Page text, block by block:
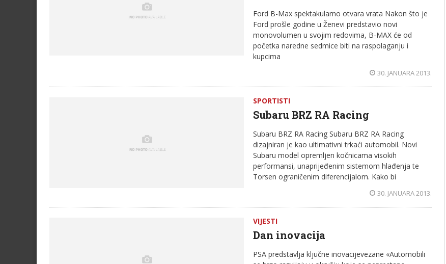
Ford B-Max spektakularno otvara vrata Nakon što je
Ford prošle godine u Ženevi predstavio novi
monovolumen u svojim redovima, B-MAX će od
početka naredne sedmice biti na raspolaganju i
kupcima
30. JANUARA 2013.
SPORTISTI
Subaru BRZ RA Racing
Subaru BRZ RA Racing Subaru BRZ RA Racing
dizajniran je kao ultimativni trkaći automobil. Novi
Subaru model opremljen kočnicama visokih
performansi, unaprijeđenim sistemom hlađenja te
Torsen ograničenim diferencijalom. Kako bi
30. JANUARA 2013.
VIJESTI
Dan inovacija
PSA predstavlja ključne inovacijevezane «Automobili